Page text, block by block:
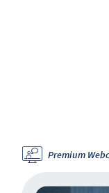
Premium